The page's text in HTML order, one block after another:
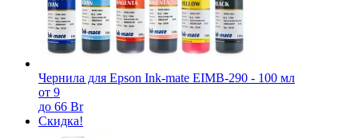
Чернила для Epson Ink-mate EIMB-290 - 100 мл
от 9
до 66 Br
Скидка!